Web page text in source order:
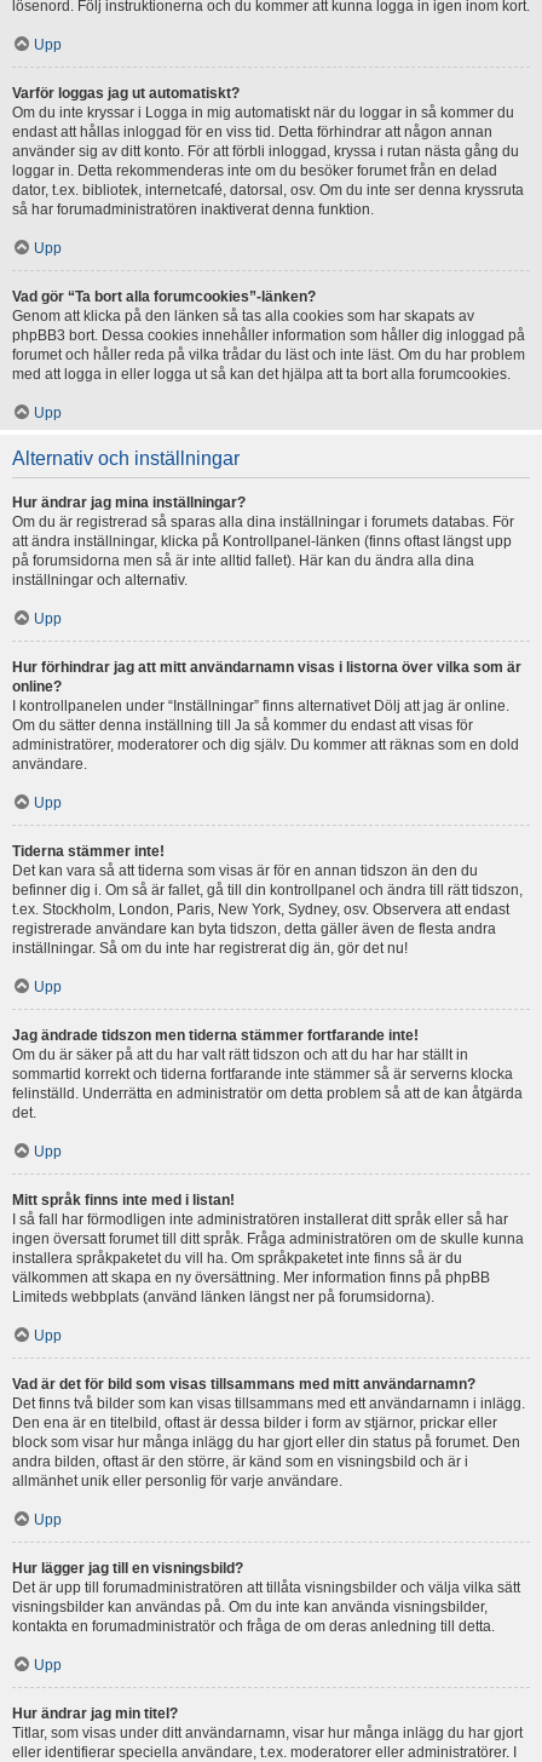
lösenord. Följ instruktionerna och du kommer att kunna logga in igen inom kort.
Upp
Varför loggas jag ut automatiskt?
Om du inte kryssar i Logga in mig automatiskt när du loggar in så kommer du
endast att hållas inloggad för en viss tid. Detta förhindrar att någon annan
använder sig av ditt konto. För att förbli inloggad, kryssa i rutan nästa gång du
loggar in. Detta rekommenderas inte om du besöker forumet från en delad
dator, t.ex. bibliotek, internetcafé, datorsal, osv. Om du inte ser denna kryssruta
så har forumadministratören inaktiverat denna funktion.
Upp
Vad gör “Ta bort alla forumcookies”-länken?
Genom att klicka på den länken så tas alla cookies som har skapats av
phpBB3 bort. Dessa cookies innehåller information som håller dig inloggad på
forumet och håller reda på vilka trådar du läst och inte läst. Om du har problem
med att logga in eller logga ut så kan det hjälpa att ta bort alla forumcookies.
Upp
Alternativ och inställningar
Hur ändrar jag mina inställningar?
Om du är registrerad så sparas alla dina inställningar i forumets databas. För
att ändra inställningar, klicka på Kontrollpanel-länken (finns oftast längst upp
på forumsidorna men så är inte alltid fallet). Här kan du ändra alla dina
inställningar och alternativ.
Upp
Hur förhindrar jag att mitt användarnamn visas i listorna över vilka som är
online?
I kontrollpanelen under “Inställningar” finns alternativet Dölj att jag är online.
Om du sätter denna inställning till Ja så kommer du endast att visas för
administratörer, moderatorer och dig själv. Du kommer att räknas som en dold
användare.
Upp
Tiderna stämmer inte!
Det kan vara så att tiderna som visas är för en annan tidszon än den du
befinner dig i. Om så är fallet, gå till din kontrollpanel och ändra till rätt tidszon,
t.ex. Stockholm, London, Paris, New York, Sydney, osv. Observera att endast
registrerade användare kan byta tidszon, detta gäller även de flesta andra
inställningar. Så om du inte har registrerat dig än, gör det nu!
Upp
Jag ändrade tidszon men tiderna stämmer fortfarande inte!
Om du är säker på att du har valt rätt tidszon och att du har har ställt in
sommartid korrekt och tiderna fortfarande inte stämmer så är serverns klocka
felinställd. Underrätta en administratör om detta problem så att de kan åtgärda
det.
Upp
Mitt språk finns inte med i listan!
I så fall har förmodligen inte administratören installerat ditt språk eller så har
ingen översatt forumet till ditt språk. Fråga administratören om de skulle kunna
installera språkpaketet du vill ha. Om språkpaketet inte finns så är du
välkommen att skapa en ny översättning. Mer information finns på phpBB
Limiteds webbplats (använd länken längst ner på forumsidorna).
Upp
Vad är det för bild som visas tillsammans med mitt användarnamn?
Det finns två bilder som kan visas tillsammans med ett användarnamn i inlägg.
Den ena är en titelbild, oftast är dessa bilder i form av stjärnor, prickar eller
block som visar hur många inlägg du har gjort eller din status på forumet. Den
andra bilden, oftast är den större, är känd som en visningsbild och är i
allmänhet unik eller personlig för varje användare.
Upp
Hur lägger jag till en visningsbild?
Det är upp till forumadministratören att tillåta visningsbilder och välja vilka sätt
visningsbilder kan användas på. Om du inte kan använda visningsbilder,
kontakta en forumadministratör och fråga de om deras anledning till detta.
Upp
Hur ändrar jag min titel?
Titlar, som visas under ditt användarnamn, visar hur många inlägg du har gjort
eller identifierar speciella användare, t.ex. moderatorer eller administratörer. I